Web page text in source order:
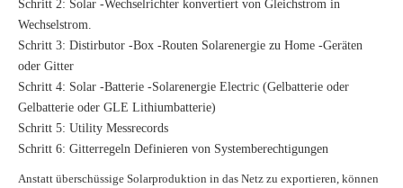
Schritt 2: Solar -Wechselrichter konvertiert von Gleichstrom in
Wechselstrom.
Schritt 3: Distirbutor -Box -Routen Solarenergie zu Home -Geräten
oder Gitter
Schritt 4: Solar -Batterie -Solarenergie Electric (Gelbatterie oder
Gelbatterie oder GLE Lithiumbatterie)
Schritt 5: Utility Messrecords
Schritt 6: Gitterregeln Definieren von Systemberechtigungen
Anstatt überschüssige Solarproduktion in das Netz zu exportieren, können